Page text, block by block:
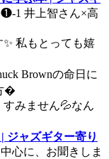
1 井上智さん×高
私もとっても嬉
Brownの命日に
�
みません💦なん
ジャズギター寄り
心に、お聞きしま